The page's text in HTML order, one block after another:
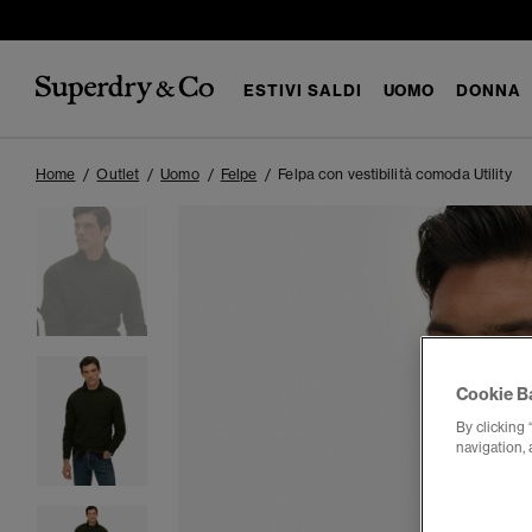
ESTIVI SALDI UOMO DONNA
Home Outlet Uomo Felpe Felpa con vestibilità comoda Utility
Cookie
By clicking
navigation,